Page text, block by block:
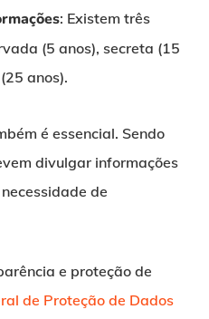
: Existem três
(5 anos), secreta (15
anos).
é essencial. Sendo
divulgar informações
de
e proteção de
de Proteção de Dados